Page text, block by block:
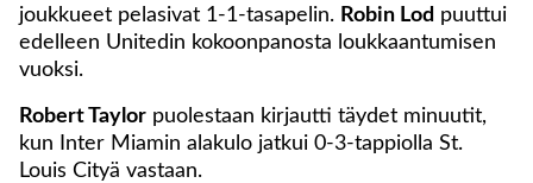
joukkueet pelasivat 1-1-tasapelin. Robin Lod puuttui
edelleen Unitedin kokoonpanosta loukkaantumisen
vuoksi.
Robert Taylor puolestaan kirjautti täydet minuutit,
kun Inter Miamin alakulo jatkui 0-3-tappiolla St.
Louis Cityä vastaan.